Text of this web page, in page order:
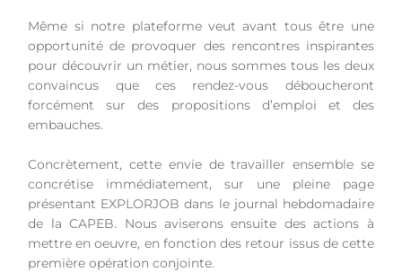
Même si notre plateforme veut avant tous être une
opportunité de provoquer des rencontres inspirantes
pour découvrir un métier, nous sommes tous les deux
convaincus que ces rendez-vous déboucheront
forcément sur des propositions d’emploi et des
embauches.
Concrètement, cette envie de travailler ensemble se
concrétise immédiatement, sur une pleine page
présentant EXPLORJOB dans le journal hebdomadaire
de la CAPEB. Nous aviserons ensuite des actions à
mettre en oeuvre, en fonction des retour issus de cette
première opération conjointe.